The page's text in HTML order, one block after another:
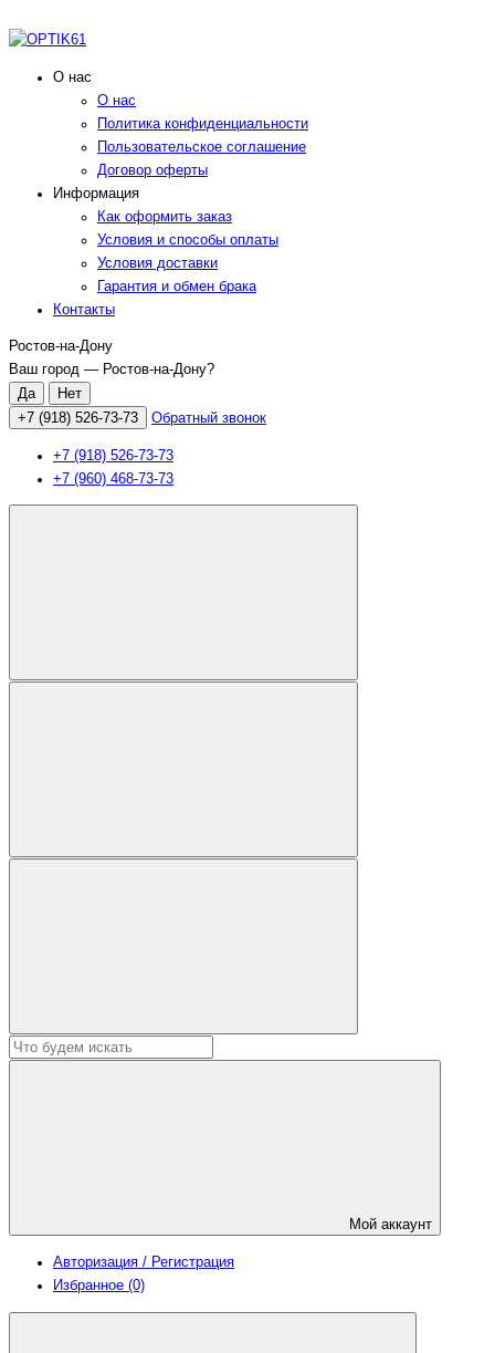
О нас
О нас
Политика конфиденциальности
Пользовательское соглашение
Договор оферты
Информация
Как оформить заказ
Условия и способы оплаты
Условия доставки
Гарантия и обмен брака
Контакты
Ростов-на-Дону
Ваш город — Ростов-на-Дону?
+7 (918) 526-73-73 Обратный звонок
+7 (918) 526-73-73
+7 (960) 468-73-73
Мой аккаунт
Авторизация / Регистрация
Избранное (0)